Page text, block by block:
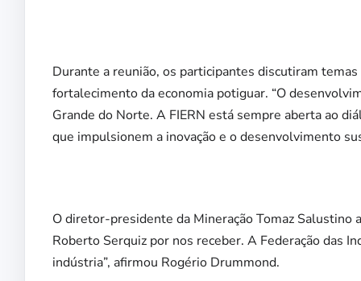
Durante a reunião, os participantes discutiram
fortalecimento da economia potiguar. “O
Grande do Norte. A FIERN está sempre aberta ao
que impulsionem a inovação e o desenvolvimento
O diretor-presidente da Mineração Tomaz Salustino
Roberto Serquiz por nos receber. A Federação das
indústria”, afirmou Rogério Drummond.